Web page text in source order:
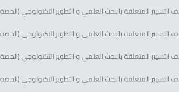
التسيير المتعلقة بالبحث العلمي و التطوير التكنولوجي (الحصة 02)
التسيير المتعلقة بالبحث العلمي و التطوير التكنولوجي (الحصة 03)
التسيير المتعلقة بالبحث العلمي و التطوير التكنولوجي (الحصة 01)
التسيير المتعلقة بالبحث العلمي و التطوير التكنولوجي (الحصة 03)